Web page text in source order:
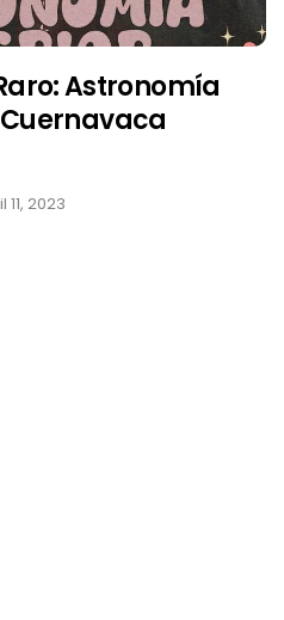
Astronomía
11, 2023